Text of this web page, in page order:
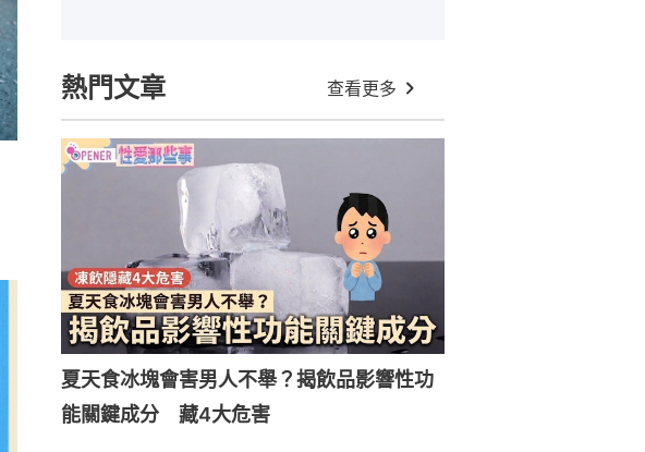
熱門文章 查看更多
夏天食冰塊會害男人不舉？揭飲品影響性功
能關鍵成分 藏4大危害